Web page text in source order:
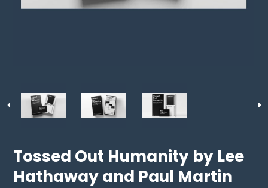
Tossed Out Humanity by Lee
Hathaway and Paul Martin